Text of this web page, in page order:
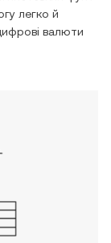
легко й
валюти